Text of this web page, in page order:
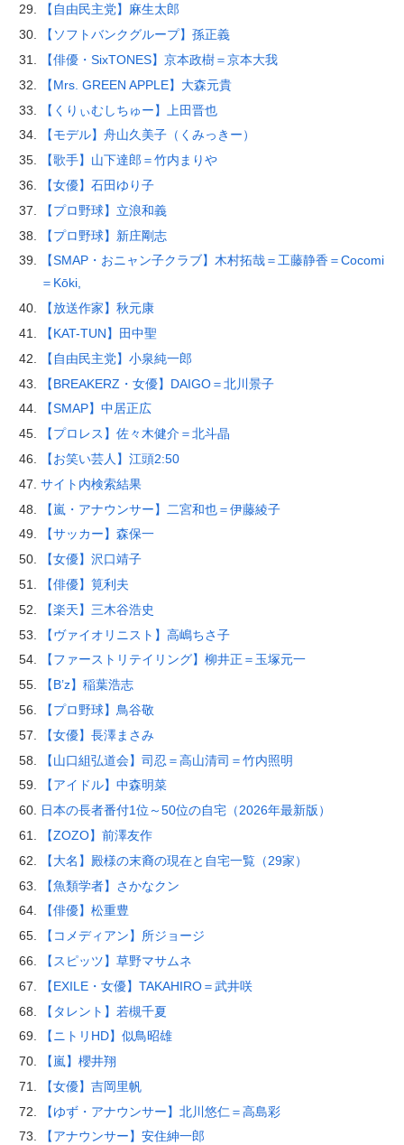
【自由民主党】麻生太郎
【ソフトバンクグループ】孫正義
【俳優・SixTONES】京本政樹＝京本大我
【Mrs. GREEN APPLE】大森元貴
【くりぃむしちゅー】上田晋也
【モデル】舟山久美子（くみっきー）
【歌手】山下達郎＝竹内まりや
【女優】石田ゆり子
【プロ野球】立浪和義
【プロ野球】新庄剛志
【SMAP・おニャン子クラブ】木村拓哉＝工藤静香＝Cocomi
＝Kōki,
【放送作家】秋元康
【KAT-TUN】田中聖
【自由民主党】小泉純一郎
【BREAKERZ・女優】DAIGO＝北川景子
【SMAP】中居正広
【プロレス】佐々木健介＝北斗晶
【お笑い芸人】江頭2:50
サイト内検索結果
【嵐・アナウンサー】二宮和也＝伊藤綾子
【サッカー】森保一
【女優】沢口靖子
【俳優】筧利夫
【楽天】三木谷浩史
【ヴァイオリニスト】高嶋ちさ子
【ファーストリテイリング】柳井正＝玉塚元一
【B’z】稲葉浩志
【プロ野球】鳥谷敬
【女優】長澤まさみ
【山口組弘道会】司忍＝高山清司＝竹内照明
【アイドル】中森明菜
日本の長者番付1位～50位の自宅（2026年最新版）
【ZOZO】前澤友作
【大名】殿様の末裔の現在と自宅一覧（29家）
【魚類学者】さかなクン
【俳優】松重豊
【コメディアン】所ジョージ
【スピッツ】草野マサムネ
【EXILE・女優】TAKAHIRO＝武井咲
【タレント】若槻千夏
【ニトリHD】似鳥昭雄
【嵐】櫻井翔
【女優】吉岡里帆
【ゆず・アナウンサー】北川悠仁＝高島彩
【アナウンサー】安住紳一郎